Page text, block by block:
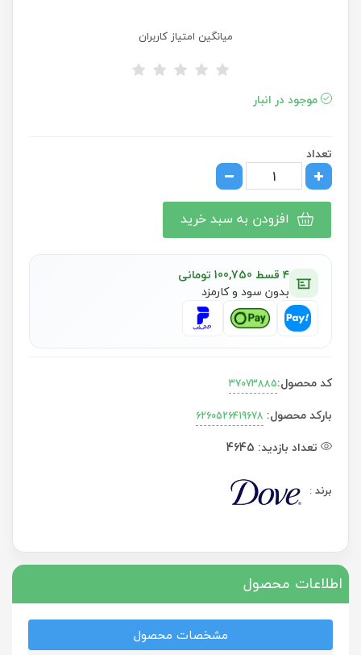
میانگین امتیاز کاربران
موجود در انبار
تعداد
افزودن به سبد خرید
۴ قسط 100,750 تومانی
بدون سود و کارمزد
برند:
کد محصول:37073885
بارکد محصول: 6260526419678
تعداد بازدید: 4645
اطلاعات محصول
مشخصات محصول